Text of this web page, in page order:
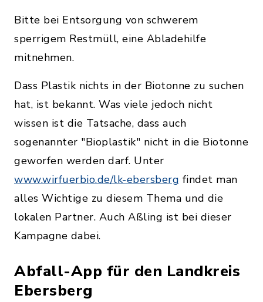
Bitte bei Entsorgung von schwerem
sperrigem Restmüll, eine Abladehilfe
mitnehmen.
Dass Plastik nichts in der Biotonne zu suchen
hat, ist bekannt. Was viele jedoch nicht
wissen ist die Tatsache, dass auch
sogenannter "Bioplastik" nicht in die Biotonne
geworfen werden darf. Unter
www.wirfuerbio.de/lk-ebersberg findet man
alles Wichtige zu diesem Thema und die
lokalen Partner. Auch Aßling ist bei dieser
Kampagne dabei.
Abfall-App für den Landkreis
Ebersberg